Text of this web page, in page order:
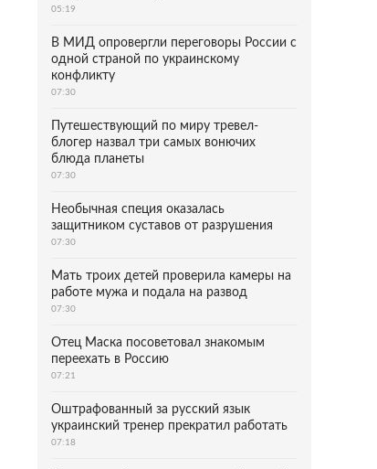
05:19
В МИД опровергли переговоры России с
одной страной по украинскому
конфликту
07:30
Путешествующий по миру тревел-
блогер назвал три самых вонючих
блюда планеты
07:30
Необычная специя оказалась
защитником суставов от разрушения
07:30
Мать троих детей проверила камеры на
работе мужа и подала на развод
07:30
Отец Маска посоветовал знакомым
переехать в Россию
07:21
Оштрафованный за русский язык
украинский тренер прекратил работать
07:18